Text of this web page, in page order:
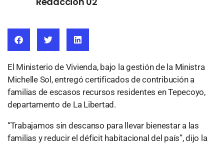
El Ministerio de Vivienda, bajo la gestión de la Ministra
Michelle Sol, entregó certificados de contribución a
familias de escasos recursos residentes en Tepecoyo,
departamento de La Libertad.
“Trabajamos sin descanso para llevar bienestar a las
familias y reducir el déficit habitacional del país”, dijo la